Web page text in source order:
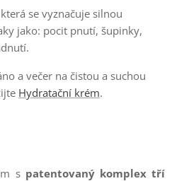
se vyznačuje silnou
jako: pocit pnutí, šupinky,
a večer na čistou a suchou
Hydratační krém.
s patentovaný komplex tří